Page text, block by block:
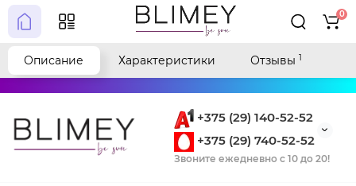
+375 (29) 140-52-52
+375 (29) 740-52-52
Звоните ежедневно с 10 до 20!
0
Описание Характеристики Отзывы 1